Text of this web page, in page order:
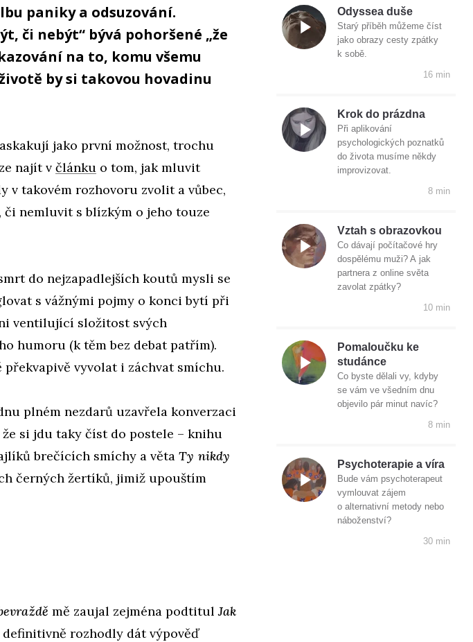
paniky a odsuzování.
či nebýt“ bývá pohoršené „že
na to, komu všemu
by si takovou hovadinu
jako první možnost, trochu
najít v článku o tom, jak mluvit
v takovém rozhovoru zvolit a vůbec,
nemluvit s blízkým o jeho touze
do nejzapadlejších koutů mysli se
s vážnými pojmy o konci bytí při
ventilující složitost svých
humoru (k těm bez debat patřím).
překvapivě vyvolat i záchvat smíchu.
plném nezdarů uzavřela konverzaci
že si jdu taky číst do postele – knihu
brečících smíchy a věta Ty nikdy
černých žertíků, jimiž upouštím
mě zaujal zejména podtitulJak
definitivně rozhodly dát výpověď
Odyssea duše
Starý příběh můžeme číst
jako obrazy cesty zpátky
k sobě.
16 min
Krok do prázdna
Při aplikování
psychologických poznatků
do života musíme někdy
improvizovat.
8 min
Vztah s obrazovkou
Co dávají počítačové hry
dospělému muži? A jak
partnera z online světa
zavolat zpátky?
10 min
Pomaloučku ke
studánce
Co byste dělali vy, kdyby
se vám ve všedním dnu
objevilo pár minut navíc?
8 min
Psychoterapie a víra
Bude vám psychoterapeut
vymlouvat zájem
o alternativní metody nebo
náboženství?
30 min